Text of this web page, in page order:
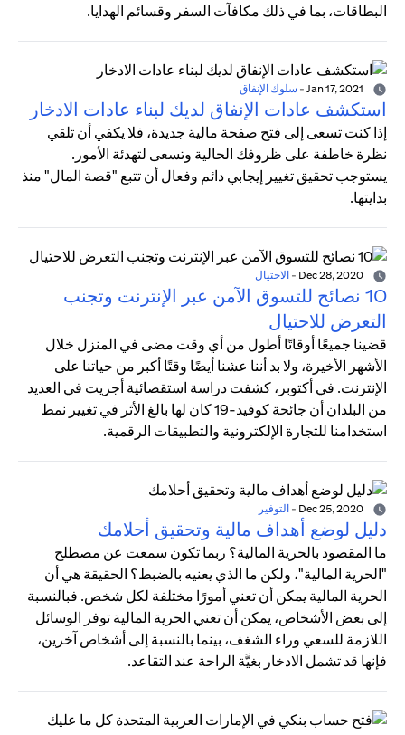
البطاقات، بما في ذلك مكافآت السفر وقسائم الهدايا.
- سلوك الإنفاق
استكشف عادات الإنفاق لديك لبناء عادات الادخار
إذا كنت تسعى إلى فتح صفحة مالية جديدة، فلا يكفي أن تلقي
نظرة خاطفة على ظروفك الحالية وتسعى لتهدئة الأمور.
يستوجب تحقيق تغيير إيجابي دائم وفعال أن تتبع "قصة المال" منذ
بدايتها.
- الاحتيال
10 نصائح للتسوق الآمن عبر الإنترنت وتجنب
التعرض للاحتيال
قضينا جميعًا أوقاتًا أطول من أي وقت مضى في المنزل خلال
الأشهر الأخيرة، ولا بد أننا عشنا أيضًا وقتًا أكبر من حياتنا على
الإنترنت. في أكتوبر، كشفت دراسة استقصائية أجريت في العديد
من البلدان أن جائحة كوفيد-19 كان لها بالغ الأثر في تغيير نمط
استخدامنا للتجارة الإلكترونية والتطبيقات الرقمية.
- التوفير
دليل لوضع أهداف مالية وتحقيق أحلامك
ما المقصود بالحرية المالية؟ ربما تكون سمعت عن مصطلح
"الحرية المالية"، ولكن ما الذي يعنيه بالضبط؟ الحقيقة هي أن
الحرية المالية يمكن أن تعني أمورًا مختلفة لكل شخص. فبالنسبة
إلى بعض الأشخاص، يمكن أن تعني الحرية المالية توفر الوسائل
اللازمة للسعي وراء الشغف، بينما بالنسبة إلى أشخاص آخرين،
فإنها قد تشمل الادخار بغيَّة الراحة عند التقاعد.